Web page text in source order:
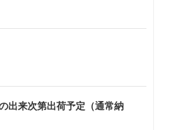
出来次第出荷予定（通常納